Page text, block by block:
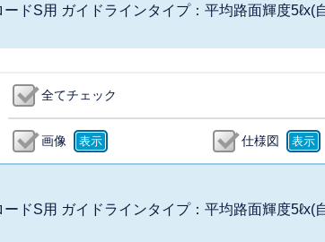
ドS用 ガイドラインタイプ：平均路面輝度5ℓx(
全てチェック
画像 仕様図
ドS用 ガイドラインタイプ：平均路面輝度5ℓx(